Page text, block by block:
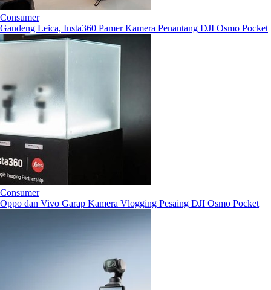
Consumer
Gandeng Leica, Insta360 Pamer Kamera Penantang DJI Osmo Pocket
Consumer
Oppo dan Vivo Garap Kamera Vlogging Pesaing DJI Osmo Pocket